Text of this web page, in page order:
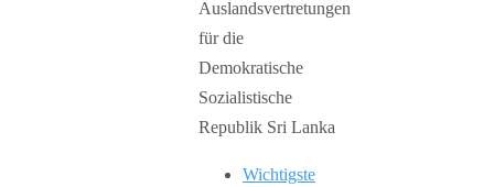
Wichtigste